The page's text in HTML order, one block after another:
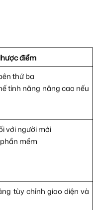
điểm
thứ ba
tính năng nâng cao nếu
với người mới
mềm
tùy chỉnh giao diện và